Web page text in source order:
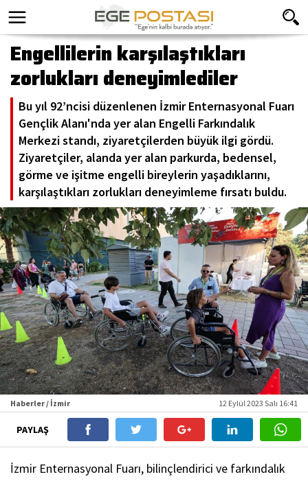
Engellilerin karşılaştıkları
zorlukları deneyimlediler
Bu yıl 92’ncisi düzenlenen İzmir Enternasyonal Fuarı
Gençlik Alanı'nda yer alan Engelli Farkındalık
Merkezi standı, ziyaretçilerden büyük ilgi gördü.
Ziyaretçiler, alanda yer alan parkurda, bedensel,
görme ve işitme engelli bireylerin yaşadıklarını,
karşılaştıkları zorlukları deneyimleme fırsatı buldu.
Haberler / İzmir 12 Eylül 2023 Salı 16:41
PAYLAŞ
İzmir Enternasyonal Fuarı, bilinçlendirici ve farkındalık